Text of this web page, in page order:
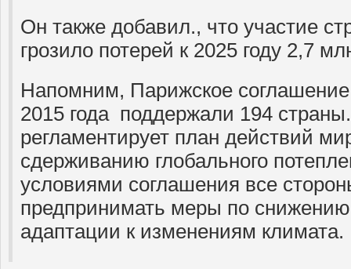
Он также добавил., что участие
грозило потерей к 2025 году 2,7
Напомним, Парижское
2015 года поддержали 194
регламентирует план действий
сдерживанию глобального
условиями соглашения все
предпринимать меры по
адаптации к изменениям климата.